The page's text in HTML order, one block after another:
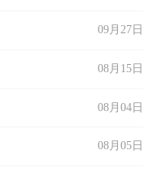
09月27日
08月15日
08月04日
08月05日